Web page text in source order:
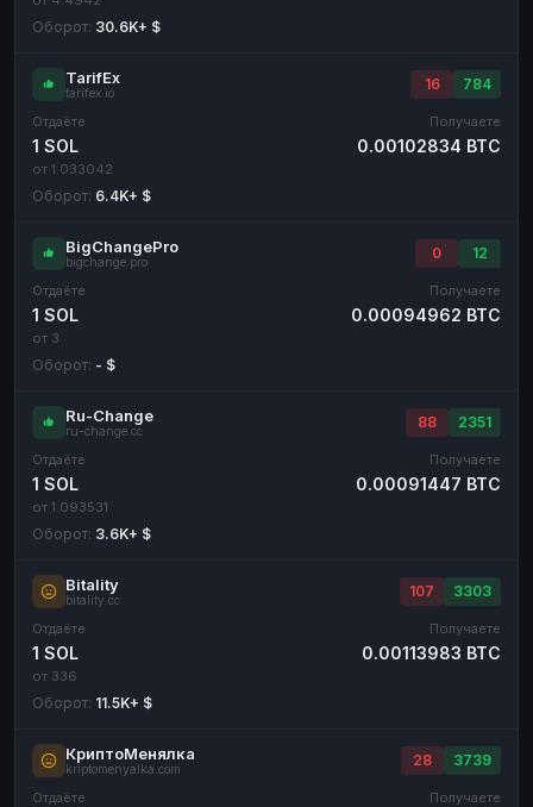
Оборот: 30.6K+ $
TarifEx
tarifex.io
16 784
Отдаёте
1 SOL
от 1.033042
Получаете
0.00102834 BTC
Оборот: 6.4K+ $
BigChangePro
bigchange.pro
0 12
Отдаёте
1 SOL
от 3
Получаете
0.00094962 BTC
Оборот: - $
Ru-Change
ru-change.cc
88 2351
Отдаёте
1 SOL
от 1.093531
Получаете
0.00091447 BTC
Оборот: 3.6K+ $
Bitality
bitality.cc
107 3303
Отдаёте
1 SOL
от 336
Получаете
0.00113983 BTC
Оборот: 11.5K+ $
КриптоМенялка
kriptomenyalka.com
28 3739
Отдаёте Получаете